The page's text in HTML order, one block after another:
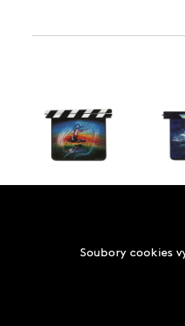
Salon
Soubory cookies